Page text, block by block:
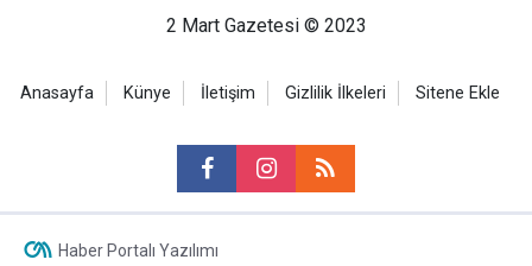
2 Mart Gazetesi © 2023
Anasayfa Künye İletişim Gizlilik İlkeleri Sitene Ekle
Haber Portalı Yazılımı